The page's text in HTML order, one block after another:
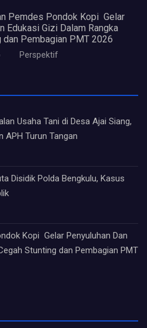
Pemdes Pondok Kopi Gelar
Edukasi Gizi Dalam Rangka
dan Pembagian PMT 2026
Perspektif
Usaha Tani di Desa Ajai Siang,
APH Turun Tangan
Disidik Polda Bengkulu, Kasus
Kopi Gelar Penyuluhan Dan
Stunting dan Pembagian PMT